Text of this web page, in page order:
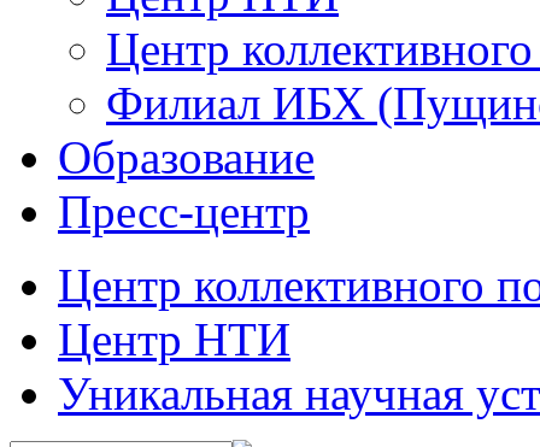
Центр
Филиал ИБХ
Образование
Пресс-центр
Центр коллективного
Центр НТИ
Уникальная научная